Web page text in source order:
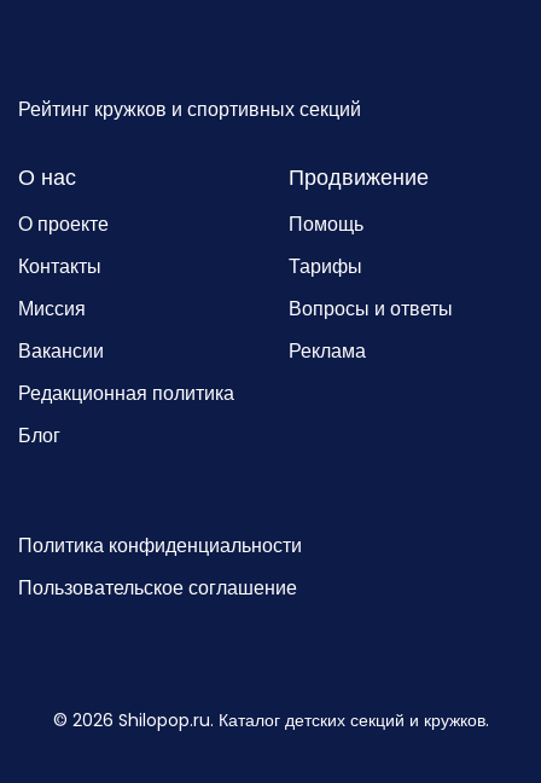
Рейтинг кружков и спортивных секций
О нас
О проекте
Контакты
Миссия
Вакансии
Редакционная политика
Блог
Продвижение
Помощь
Тарифы
Вопросы и ответы
Реклама
Политика конфиденциальности
Пользовательское соглашение
© 2026 Shilopop.ru. Каталог детских секций и кружков.